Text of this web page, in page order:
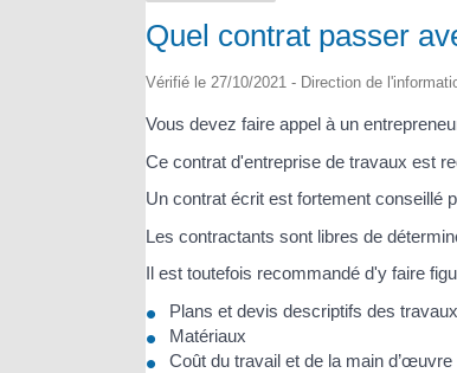
Quel contrat passer
Vérifié le 27/10/2021 - Direction de
Vous devez faire appel à un
Ce contrat d'entreprise de travaux est
Un contrat écrit est fortement conseillé
Les contractants sont libres de
Il est toutefois recommandé d'y faire
Plans et devis descriptifs des travaux
Matériaux
Coût du travail et de la main d’œuvre